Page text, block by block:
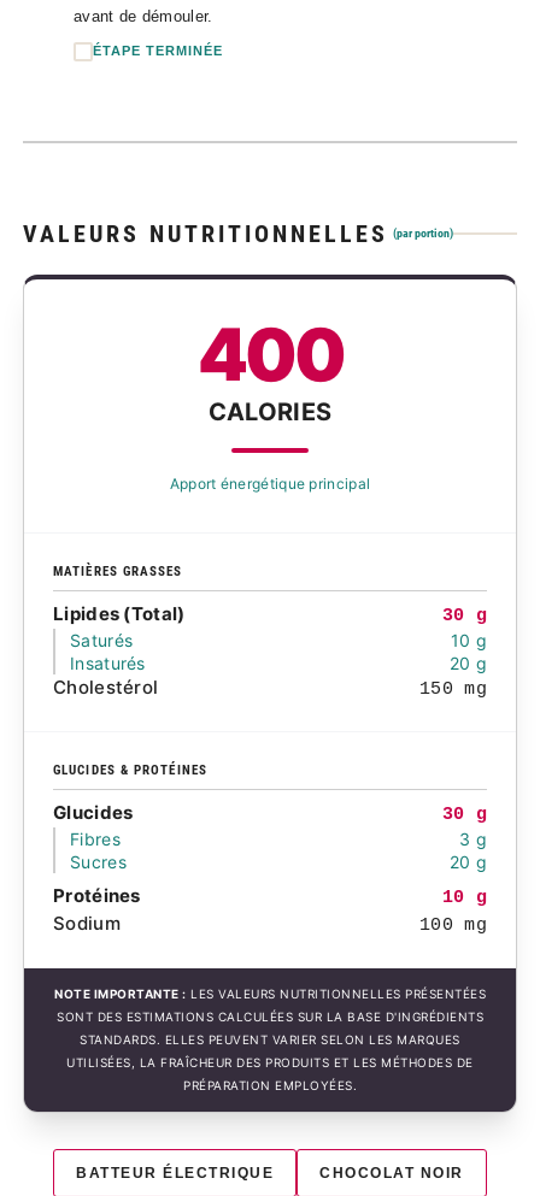
avant de démouler.
ÉTAPE TERMINÉE
VALEURS NUTRITIONNELLES (par portion)
400
CALORIES
Apport énergétique principal
MATIÈRES GRASSES
Lipides (Total)
30 g
Saturés
10 g
Insaturés
20 g
Cholestérol 150 mg
GLUCIDES & PROTÉINES
Glucides
30 g
Fibres
3 g
Sucres
20 g
Protéines 10 g
Sodium 100 mg
NOTE IMPORTANTE : LES VALEURS NUTRITIONNELLES PRÉSENTÉES
SONT DES ESTIMATIONS CALCULÉES SUR LA BASE D'INGRÉDIENTS
STANDARDS. ELLES PEUVENT VARIER SELON LES MARQUES
UTILISÉES, LA FRAÎCHEUR DES PRODUITS ET LES MÉTHODES DE
PRÉPARATION EMPLOYÉES.
BATTEUR ÉLECTRIQUE CHOCOLAT NOIR